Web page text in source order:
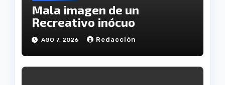
Mala imagen de un
Recreativo inócuo
AGO 7, 2026 Redacción